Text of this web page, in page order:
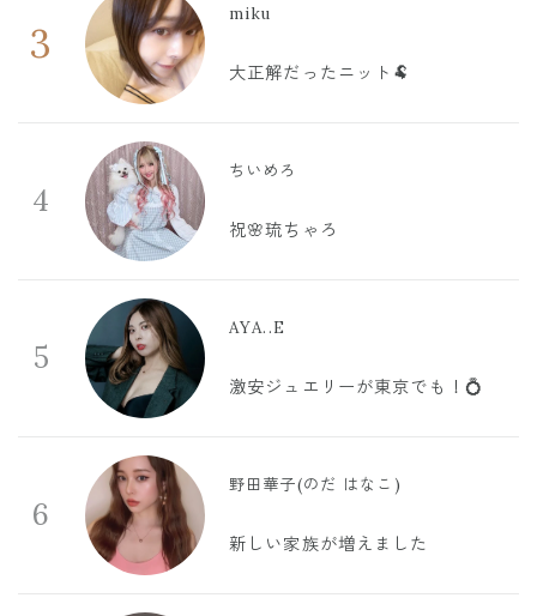
3
miku
大正解だったニット🐏
4
ちいめろ
祝🌸琉ちゃろ
5
AYA..E
激安ジュエリーが東京でも！💍
6
野田華子(のだ はなこ)
新しい家族が増えました